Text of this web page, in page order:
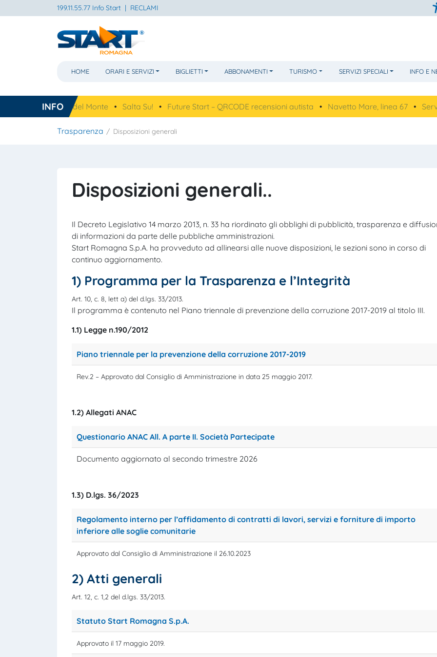
199.11.55.77 Info Start | RECLAMI
HOME ORARI E SERVIZI BIGLIETTI ABBONAMENTI TURISMO SERVIZI SPECIALI INFO E
INFO
la Basilica del Monte • Salta Su! • Future Start – QRCODE recensioni autista • Navetto Mare, linea 67 • Servizi
Trasparenza Disposizioni generali
Disposizioni generali..
Il Decreto Legislativo 14 marzo 2013, n. 33 ha riordinato gli obblighi di pubblicità, trasparenza e
di informazioni da parte delle pubbliche amministrazioni.
Start Romagna S.p.A. ha provveduto ad allinearsi alle nuove disposizioni, le sezioni sono in corso di
continuo aggiornamento.
1) Programma per la Trasparenza e l’Integrità
Art. 10, c. 8, lett a) del d.lgs. 33/2013.
Il programma è contenuto nel Piano triennale di prevenzione della corruzione 2017-2019 al titolo III.
1.1) Legge n.190/2012
Piano triennale per la prevenzione della corruzione 2017-2019
Rev.2 – Approvato dal Consiglio di Amministrazione in data 25 maggio 2017.
1.2) Allegati ANAC
Questionario ANAC All. A parte II. Società Partecipate
Documento aggiornato al secondo trimestre 2026
1.3) D.lgs. 36/2023
Regolamento interno per l’affidamento di contratti di lavori, servizi e forniture di importo
inferiore alle soglie comunitarie
Approvato dal Consiglio di Amministrazione il 26.10.2023
2) Atti generali
Art. 12, c. 1,2 del d.lgs. 33/2013.
Statuto Start Romagna S.p.A.
Approvato il 17 maggio 2019.